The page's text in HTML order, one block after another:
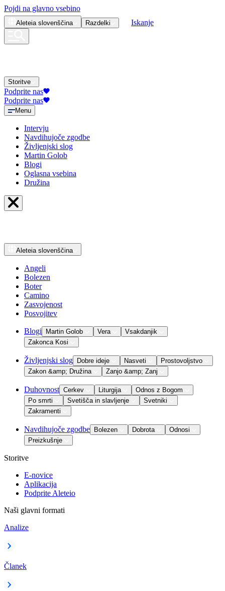
Pojdi na glavno vsebino
Aleteia slovenščina Razdelki Iskanje
Storitve
Podprite nas
Podprite nas
Menu
Intervju
Navdihujoče zgodbe
Življenjski slog
Martin Golob
Blogi
Oglasna vsebina
Družina
Aleteia slovenščina
Angeli
Bolezen
Boter
Camino
Zasvojenost
Posvojitev
Blogi Martin Golob Vera
Vsakdanjik
Zakonca Kosi
Življenjski slog Dobre ideje Nasveti
Prostovoljstvo
Zakon &amp; Družina
Zanjo &amp; Zanj
Duhovnost Cerkev Liturgija
Odnos z Bogom
Po smrti
Svetišča in slavljenje
Svetniki
Zakramenti
Navdihujoče zgodbe Bolezen Dobrota
Odnosi
Preizkušnje
Storitve
E-novice
Aplikacija
Podprite Aleteio
Naši glavni formati
Analize
Članek